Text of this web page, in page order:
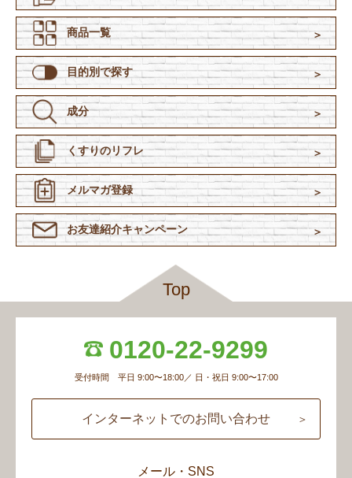
商品一覧
目的別で探す
成分
くすりのリフレ
メルマガ登録
お友達紹介キャンペーン
Top
0120-22-9299
受付時間 平日 9:00〜18:00／ 日・祝日 9:00〜17:00
インターネットでのお問い合わせ
メール・SNS